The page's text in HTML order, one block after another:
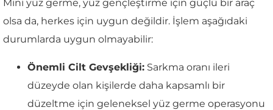
Mini yüz germe, yüz gençleştirme için güçlü bir araç
olsa da, herkes için uygun değildir. İşlem aşağıdaki
durumlarda uygun olmayabilir:
Önemli Cilt Gevşekliği: Sarkma oranı ileri
düzeyde olan kişilerde daha kapsamlı bir
düzeltme için geleneksel yüz germe operasyonu